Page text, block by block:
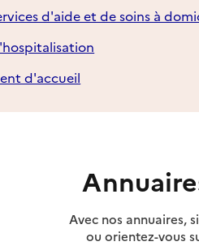
d'aide et de soins à
d'accueil
Avec nos annuaires,
ou orientez-vous